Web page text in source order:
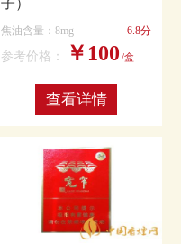
子）
焦油含量：8mg 6.8分
参考价格： ￥100 /盒
查看详情